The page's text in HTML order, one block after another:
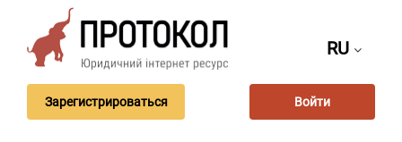
RU
Зарегистрироваться Войти